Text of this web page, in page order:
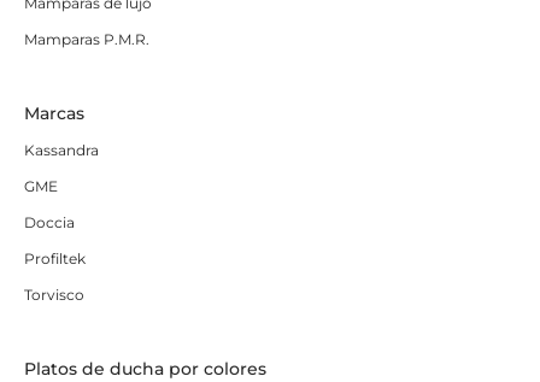
Mamparas P.M.R.
Marcas
Kassandra
GME
Doccia
Profiltek
Torvisco
Platos de ducha por colores